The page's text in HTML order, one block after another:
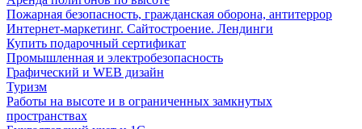
Пожарная безопасность, гражданская оборона, антитеррор
Интернет-маркетинг. Сайтостроение. Лендинги
Купить подарочный сертификат
Промышленная и электробезопасность
Графический и WEB дизайн
Туризм
Работы на высоте и в ограниченных замкнутых
пространствах